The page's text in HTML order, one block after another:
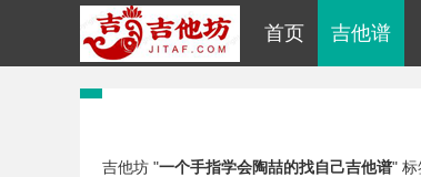
首页 吉他谱
吉他坊 "一个手指学会陶喆的找自己吉他谱" 标